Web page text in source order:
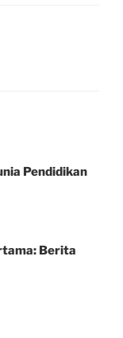
Pendidikan
Berita